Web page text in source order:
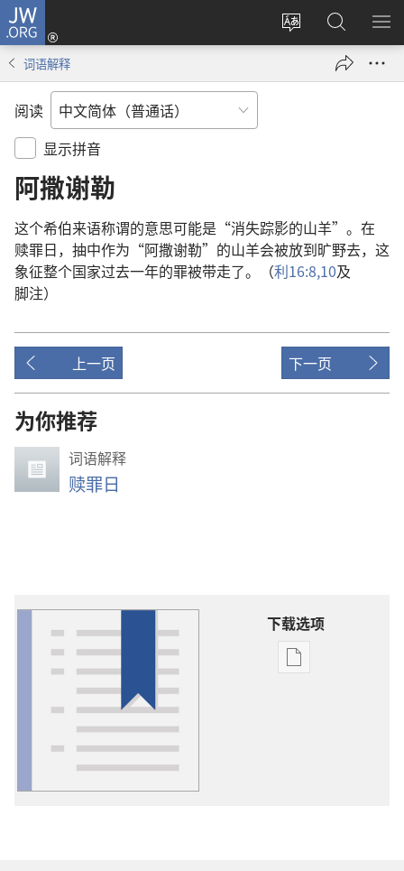
JW.ORG
更
登
录
（打
搜
索
JW.ORG
显
词语解释
阅读
显示拼音
阿撒谢勒
这个希伯来语称谓的意思可能是 “消失踪影的山羊”。 在
赎罪日， 抽中作为 “阿撒谢勒” 的山羊会被放到旷野去， 这
象征整个国家过去一年的罪被带走了。（利16:8,10及
脚注）
上一页 下一页
为你推荐
词语解释
赎罪日
下载选项
出